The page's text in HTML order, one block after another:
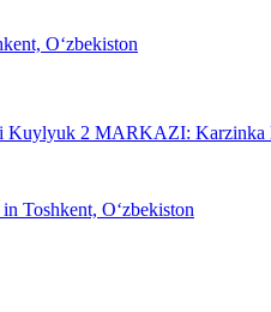
Kuylyuk 2 MARKAZI: